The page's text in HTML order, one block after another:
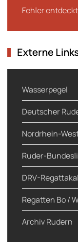
Fehler
Externe
Wasserpegel
Deutscher
Nordrhein-
Ruder-
DRV-
Regatten Bo /
Archiv Rudern